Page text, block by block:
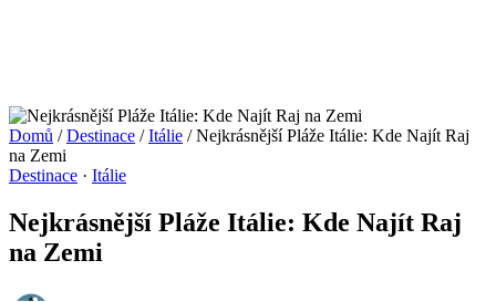
Domů / Destinace / Itálie / Nejkrásnější Pláže Itálie: Kde Najít Raj
na Zemi
Destinace · Itálie
Nejkrásnější Pláže Itálie: Kde Najít Raj
na Zemi